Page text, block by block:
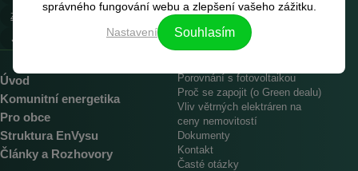
správného fungování webu a zlepšení vašeho zážitku.
Nastavení Souhlasím
Zajistíme přechod od vašeho dodavatele
︎✓ Máte elektřinu na 25 let ZDARMA
Úvod
Komunitní energetika
Pro obce
Struktura EnVysu
Články a Rozhovory
Porovnání s fotovoltaikou
Proč se zapojit (o Green dealu)
Vliv větrných elektráren na
ceny nemovitostí
Dokumenty
Kontakt
Časté otázky